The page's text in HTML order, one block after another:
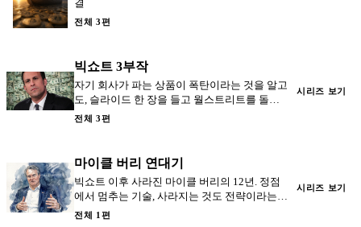
결
전체 3편
빅쇼트 3부작
자기 회사가 파는 상품이 폭탄이라는 것을 알고
도, 슬라이드 한 장을 들고 월스트리트를 돌아
다닌 남자. 그렉 리프먼 — 빅쇼트의 세일즈맨.
전체 3편
시리즈 보기
마이클 버리 연대기
빅쇼트 이후 사라진 마이클 버리의 12년. 정점
에서 멈추는 기술, 사라지는 것도 전략이라는
교훈.
전체 1편
시리즈 보기